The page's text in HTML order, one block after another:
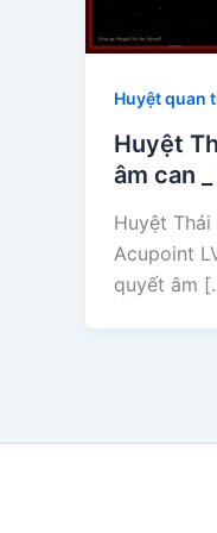
Huyệt quan
Huyệt
âm can
Huyệt Thái
Acupoint
quyết âm